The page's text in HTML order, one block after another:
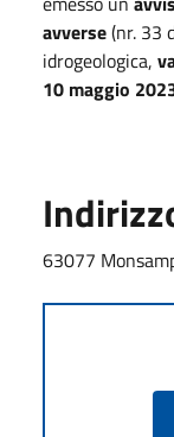
avverse(nr. 33
idrogeologica,
10 maggio
63077